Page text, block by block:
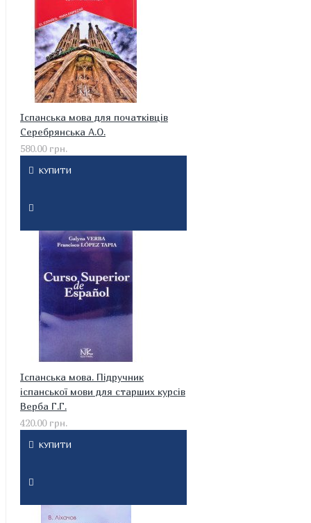
Іспанська мова для початківців
Серебрянська А.О.
580.00 грн.
КУПИТИ
Іспанська мова. Підручник
іспанської мови для старших курсів
Верба Г.Г.
420.00 грн.
КУПИТИ